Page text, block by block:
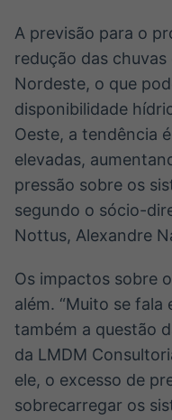
A previsão para o
redução das
Nordeste, o que
disponibilidade
Oeste, a tendência
elevadas,
pressão sobre os
segundo o sócio-
Nottus, Alexandre
Os impactos sobre
além. “Muito se fala
também a questão
da LMDM
ele, o excesso de
sobrecarregar os